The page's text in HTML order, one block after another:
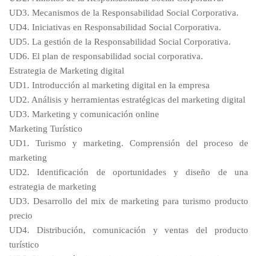
UD3. Mecanismos de la Responsabilidad Social Corporativa.
UD4. Iniciativas en Responsabilidad Social Corporativa.
UD5. La gestión de la Responsabilidad Social Corporativa.
UD6. El plan de responsabilidad social corporativa.
Estrategia de Marketing digital
UD1. Introducción al marketing digital en la empresa
UD2. Análisis y herramientas estratégicas del marketing digital
UD3. Marketing y comunicación online
Marketing Turístico
UD1. Turismo y marketing. Comprensión del proceso de
marketing
UD2. Identificación de oportunidades y diseño de una
estrategia de marketing
UD3. Desarrollo del mix de marketing para turismo producto
precio
UD4. Distribución, comunicación y ventas del producto
turístico